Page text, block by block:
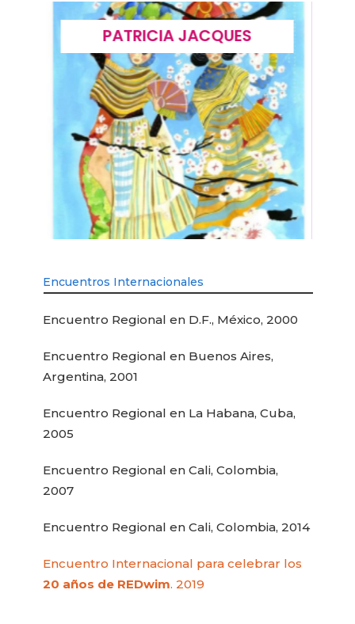
PATRICIA JACQUES
Encuentros Internacionales
Encuentro Regional en D.F., México, 2000
Encuentro Regional en Buenos Aires,
Argentina, 2001
Encuentro Regional en La Habana, Cuba,
2005
Encuentro Regional en Cali, Colombia,
2007
Encuentro Regional en Cali, Colombia, 2014
Encuentro Internacional para celebrar los
20 años de REDwim. 2019